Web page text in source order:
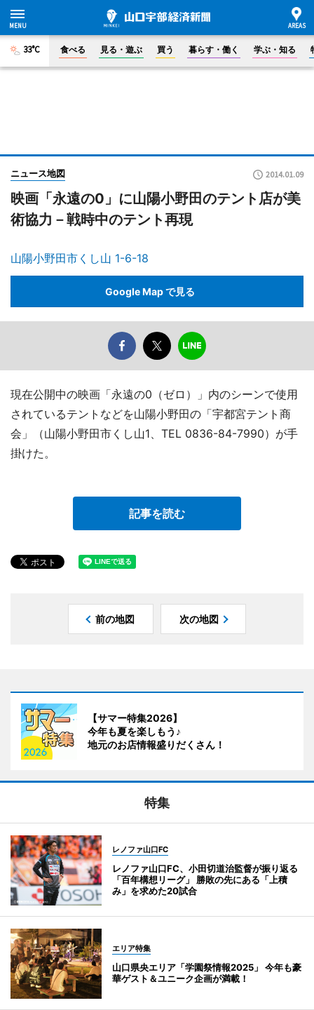
33°C 食べる 見る・遊ぶ 買う 暮らす・働く 学ぶ・知る
ニュース地図 2014.01.09
映画「永遠の0」に山陽小野田のテント店が美
術協力－戦時中のテント再現
山陽小野田市くし山 1-6-18
Google Map で見る
現在公開中の映画「永遠の0（ゼロ）」内のシーンで使用
されているテントなどを山陽小野田の「宇都宮テント商
会」（山陽小野田市くし山1、TEL 0836-84-7990）が手
掛けた。
記事を読む
前の地図 次の地図
【サマー特集2026】
今年も夏を楽しもう♪
地元のお店情報盛りだくさん！
特集
レノファ山口FC
レノファ山口FC、小田切道治監督が振り返る
「百年構想リーグ」 勝敗の先にある「上積
み」を求めた20試合
エリア特集
山口県央エリア「学園祭情報2025」 今年も豪
華ゲスト＆ユニーク企画が満載！